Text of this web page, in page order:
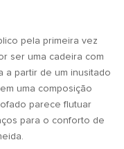
pela primeira vez
ser uma cadeira com
a partir de um inusitado
uma composição
parece flutuar
para o conforto de